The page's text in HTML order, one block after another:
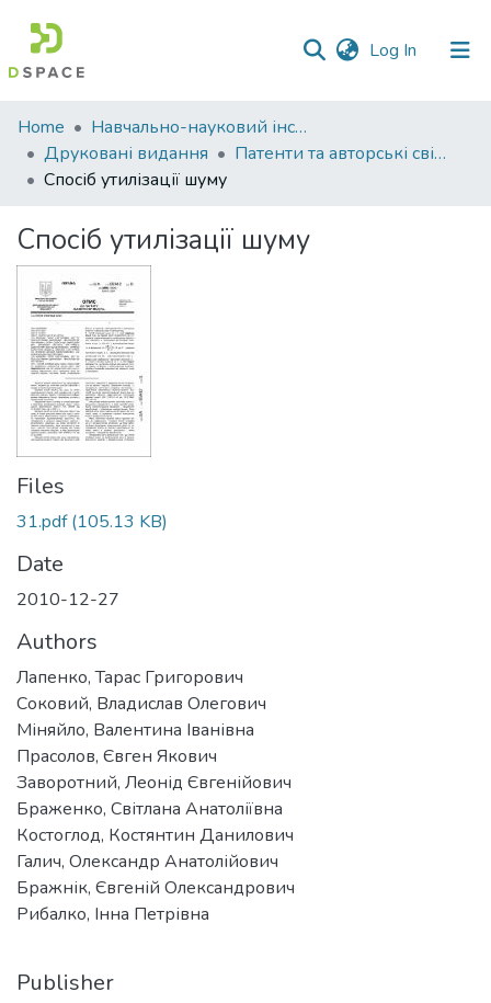
Log In (current)
Communities
&
Collections
Statistics
Home
Навчально-науковий інститут економіки, управління, права та інформаційних технологій
Друковані видання
Патенти та авторські свідоцтва. Навчально-науковий інститут економіки, управління, права та інформаційних технологій
Спосіб утилізації шуму
Спосіб утилізації шуму
Files
31.pdf(105.13 KB)
Date
2010-12-27
Authors
Лапенко, Тарас Григорович
Соковий, Владислав Олегович
Міняйло, Валентина Іванівна
Прасолов, Євген Якович
Заворотний, Леонід Євгенійович
Браженко, Світлана Анатоліївна
Костоглод, Костянтин Данилович
Галич, Олександр Анатолійович
Бражнік, Євгеній Олександрович
Рибалко, Інна Петрівна
Publisher